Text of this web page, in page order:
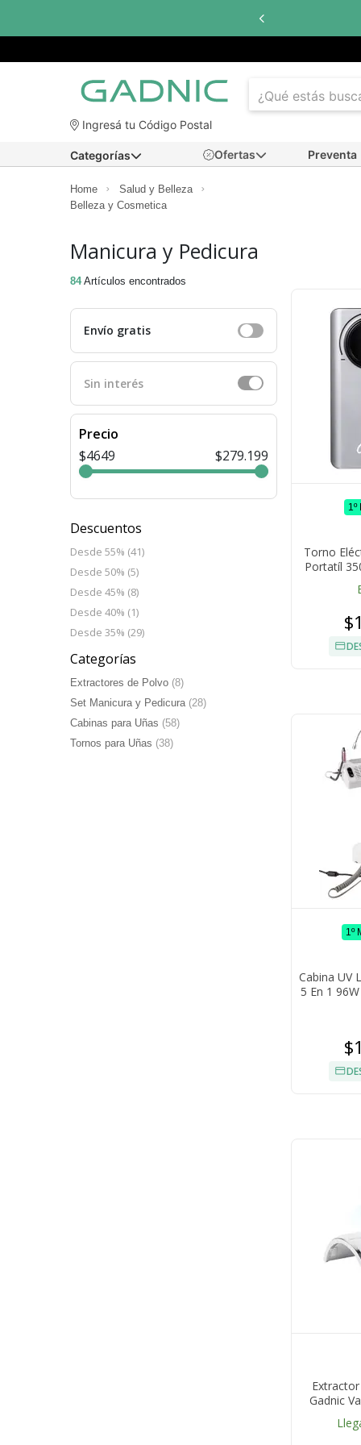
6 cuotas sin interés
Ingresá tu Código Postal
Ofertas Preventa
Categorías
Home
Salud y Belleza
Belleza y Cosmetica
Manicura y Pedicura
84Artículos encontrados
Envío gratis
Sin interés
Precio
$4649
$279.199
Descuentos
Desde 55% (41)
Desde 50% (5)
Desde 45% (8)
Desde 40% (1)
Desde 35% (29)
Categorías
Extractores de Polvo (8)
Set Manicura y Pedicura (28)
Cabinas para Uñas (58)
Tornos para Uñas (38)
1º
Torno
Portatíl
1º
Cabina UV
5 En 1
Gadnic